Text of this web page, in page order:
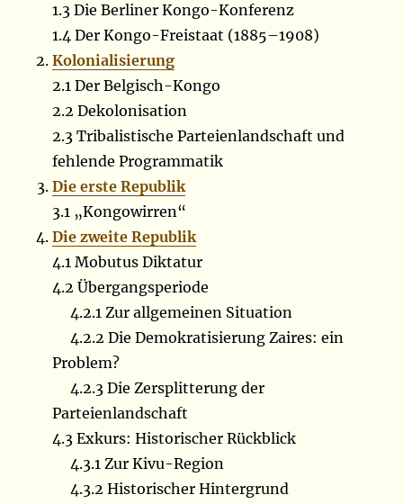
1.3 Die Berliner Kongo-Konferenz
1.4 Der Kongo-Freistaat (1885–1908)
Kolonialisierung
2.1 Der Belgisch-Kongo
2.2 Dekolonisation
2.3 Tribalistische Parteienlandschaft und
fehlende Programmatik
Die erste Republik
3.1 „Kongowirren“
Die zweite Republik
4.1 Mobutus Diktatur
4.2 Übergangsperiode
4.2.1 Zur allgemeinen Situation
4.2.2 Die Demokratisierung Zaires: ein
Problem?
4.2.3 Die Zersplitterung der
Parteienlandschaft
4.3 Exkurs: Historischer Rückblick
4.3.1 Zur Kivu-Region
4.3.2 Historischer Hintergrund